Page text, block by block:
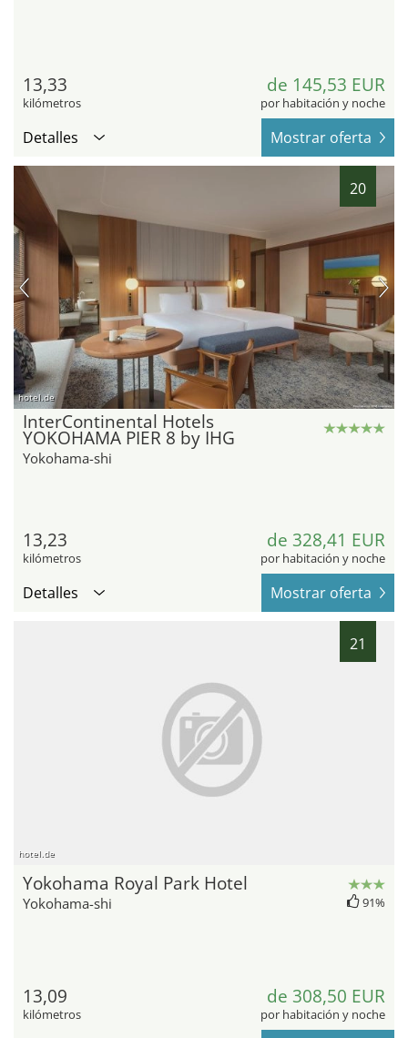
13,33
kilómetros
de 145,53 EUR
por habitación y noche
Detalles Mostrar oferta
20
hotel.de
InterContinental Hotels
YOKOHAMA PIER 8 by IHG
Yokohama-shi
13,23
kilómetros
de 328,41 EUR
por habitación y noche
Detalles Mostrar oferta
21
hotel.de
Yokohama Royal Park Hotel
Yokohama-shi 91%
13,09
kilómetros
de 308,50 EUR
por habitación y noche